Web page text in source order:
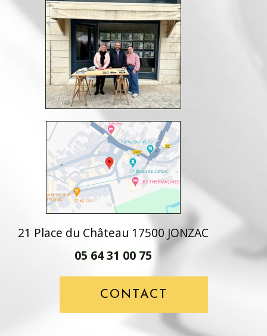
21 Place du Château 17500 JONZAC
05 64 31 00 75
CONTACT